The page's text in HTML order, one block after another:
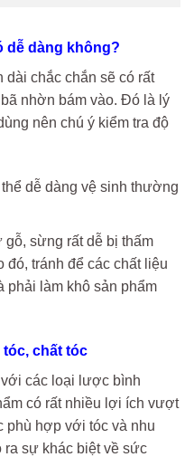
dễ dàng không?
chắc chắn sẽ có rất
nhờn bám vào. Đó là lý
nên chú ý kiểm tra độ
dễ dàng vệ sinh thường
sừng rất dễ bị thấm
đó, tránh để các chất liệu
phải làm khô sản phẩm
chất tóc
các loại lược bình
có rất nhiều lợi ích vượt
phù hợp với tóc và nhu
ra sự khác biệt về sức